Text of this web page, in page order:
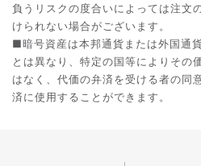
負うリスクの度合いによっては注文
けられない場合がございます。
■暗号資産は本邦通貨または外国通
とは異なり、特定の国等によりその
はなく、代価の弁済を受ける者の同
済に使用することができます。